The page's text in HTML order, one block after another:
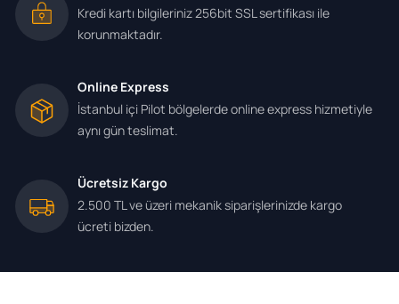
Kredi kartı bilgileriniz 256bit SSL sertifikası ile
korunmaktadır.
Online Express
İstanbul içi Pilot bölgelerde online express hizmetiyle
aynı gün teslimat.
Ücretsiz Kargo
2.500 TL ve üzeri mekanik siparişlerinizde kargo
ücreti bizden.